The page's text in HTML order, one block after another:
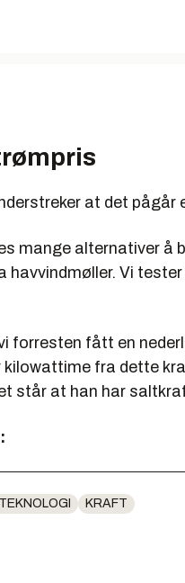
at det pågår
mange alternativer å
havvindmøller. Vi
forresten fått en
kilowattime fra dette
står at han har
KRAFT